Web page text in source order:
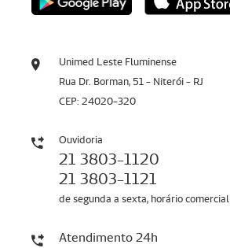
Unimed Leste Fluminense
Rua Dr. Borman, 51 - Niterói - RJ
CEP: 24020-320
Ouvidoria
21 3803-1120
21 3803-1121
de segunda a sexta, horário comercial
Atendimento 24h